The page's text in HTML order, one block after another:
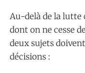
Au-delà de la lutte
dont on ne cesse
deux sujets
décisions :